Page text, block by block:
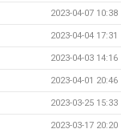
2023-04-07 10:38
2023-04-04 17:31
2023-04-03 14:16
2023-04-01 20:46
2023-03-25 15:33
2023-03-17 20:20